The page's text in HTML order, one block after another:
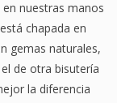
nuestras manos
chapada en
gemas naturales,
de otra bisutería
la diferencia